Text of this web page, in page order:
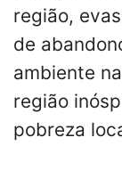
região,
de
ambiente
região
pobreza